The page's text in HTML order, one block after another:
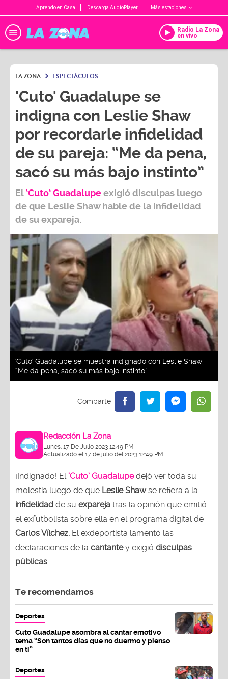
Aprendo en Casa Descarga AudioPlayer Más estaciones
Radio La Zona
en vivo
LA ZONA ESPECTÁCULOS
'Cuto' Guadalupe se
indigna con Leslie Shaw
por recordarle infidelidad
de su pareja: “Me da pena,
sacó su más bajo instinto”
El‘Cuto’ Guadalupeexigió disculpas luego
de que Leslie Shaw hable de la infidelidad
de su expareja.
'Cuto' Guadalupe se muestra indignado con Leslie Shaw:
“Me da pena, sacó su más bajo instinto”
Redacción La Zona
Lunes, 17 De Julio 2023 12:49 PM
Actualizado el 17 de julio del 2023 12:49 PM
¡Indignado! El ‘Cuto’ Guadalupe dejó ver toda su
molestia luego de que Leslie Shawse refiera a la
infidelidad de su expareja tras la opinión que emitió
el exfutbolista sobre ella en el programa digital de
Carlos Vílchez. El exdeportista lamentó las
declaraciones de la cantantey exigió disculpas
públicas
Te recomendamos
Deportes
Cuto Guadalupe asombra al cantar emotivo
tema “Son tantos días que no duermo y pienso
en ti”
Deportes